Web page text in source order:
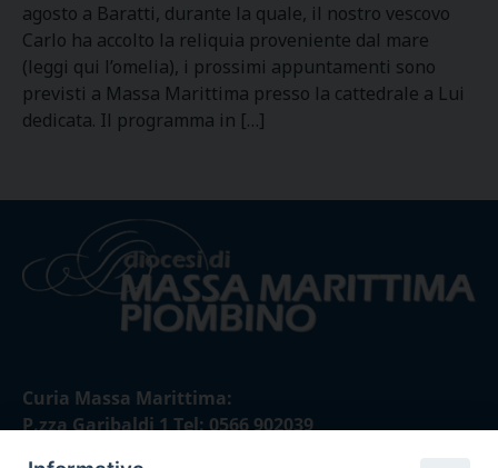
agosto a Baratti, durante la quale, il nostro vescovo
Carlo ha accolto la reliquia proveniente dal mare
(leggi qui l’omelia), i prossimi appuntamenti sono
previsti a Massa Marittima presso la cattedrale a Lui
dedicata. Il programma in […]
Curia Massa Marittima:
P.zza Garibaldi 1 Tel: 0566 902039